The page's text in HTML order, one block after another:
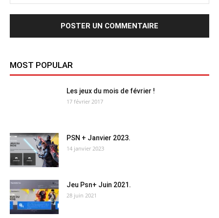
MOST POPULAR
Les jeux du mois de février !
17 février 2017
PSN + Janvier 2023.
14 janvier 2023
Jeu Psn+ Juin 2021.
28 juin 2021